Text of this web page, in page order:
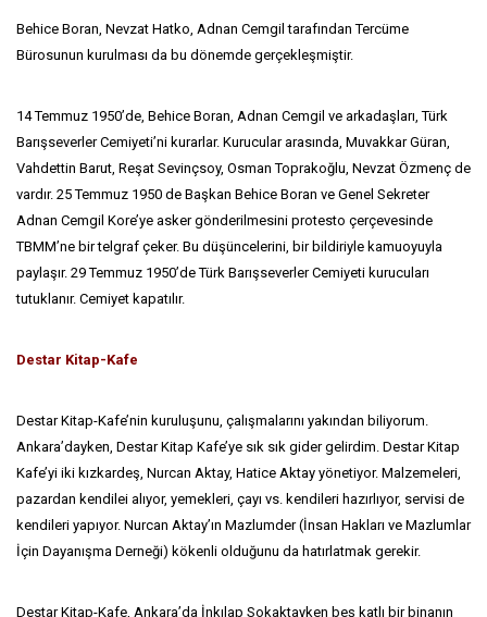
Behice Boran, Nevzat Hatko, Adnan Cemgil tarafından Tercüme
Bürosunun kurulması da bu dönemde gerçekleşmiştir.
14 Temmuz 1950’de, Behice Boran, Adnan Cemgil ve arkadaşları, Türk
Barışseverler Cemiyeti’ni kurarlar. Kurucular arasında, Muvakkar Güran,
Vahdettin Barut, Reşat Sevinçsoy, Osman Toprakoğlu, Nevzat Özmenç de
vardır. 25 Temmuz 1950 de Başkan Behice Boran ve Genel Sekreter
Adnan Cemgil Kore’ye asker gönderilmesini protesto çerçevesinde
TBMM’ne bir telgraf çeker. Bu düşüncelerini, bir bildiriyle kamuoyuyla
paylaşır. 29 Temmuz 1950’de Türk Barışseverler Cemiyeti kurucuları
tutuklanır. Cemiyet kapatılır.
Destar Kitap-Kafe
Destar Kitap-Kafe’nin kuruluşunu, çalışmalarını yakından biliyorum.
Ankara’dayken, Destar Kitap Kafe’ye sık sık gider gelirdim. Destar Kitap
Kafe’yi iki kızkardeş, Nurcan Aktay, Hatice Aktay yönetiyor. Malzemeleri,
pazardan kendilei alıyor, yemekleri, çayı vs. kendileri hazırlıyor, servisi de
kendileri yapıyor. Nurcan Aktay’ın Mazlumder (İnsan Hakları ve Mazlumlar
İçin Dayanışma Derneği) kökenli olduğunu da hatırlatmak gerekir.
Destar Kitap-Kafe, Ankara’da İnkılap Sokaktayken beş katlı bir binanın